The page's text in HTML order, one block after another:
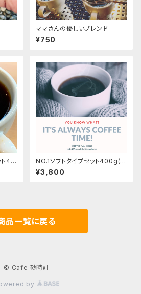
ママさんの優しいブレンド
¥750
40
ジ
NO.1ソフトタイプセット400g(ブ
レンド1種、シングルオリジン 3
種)
¥3,800
品一覧に戻る
© Cafe 砂時計
by